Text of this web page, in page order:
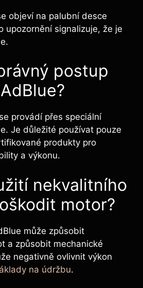
objeví na palubní desce
upozornění signalizuje, že je
postup
provádí přes speciální
Je důležité používat pouze
produkty pro
a výkonu.
nekvalitního
motor?
může způsobit
a způsobit mechanické
negativně ovlivnit výkon
na údržbu.